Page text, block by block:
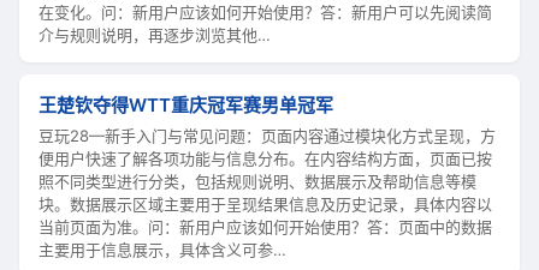
在变化。问：新用户应该如何开始使用？答：新用户可以先阅读简
介与规则说明，再逐步浏览其他…
王楚钦夺得WTT重庆冠军赛男单冠军
豆玩28—新手入门与常见问题：页面内容通过模块化方式呈现，方
便用户快速了解各项功能与信息分布。在内容结构方面，页面已按
照不同类型进行分类，包括规则说明、数据展示及帮助信息等模
块。数据展示区域主要用于呈现结果信息及历史记录，具体内容以
当前页面为准。问：新用户应该如何开始使用？答：页面中的数据
主要用于信息展示，具体含义可参…